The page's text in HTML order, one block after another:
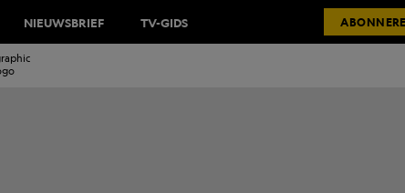
NIEUWSBRIEF TV-GIDS